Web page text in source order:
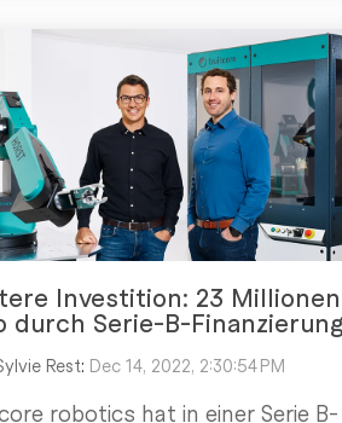
Investition: 23 Millionen
durch Serie-B-Finanzierung
Rest: Dec 14, 2022, 2:30:54 PM
robotics hat in einer Serie B-